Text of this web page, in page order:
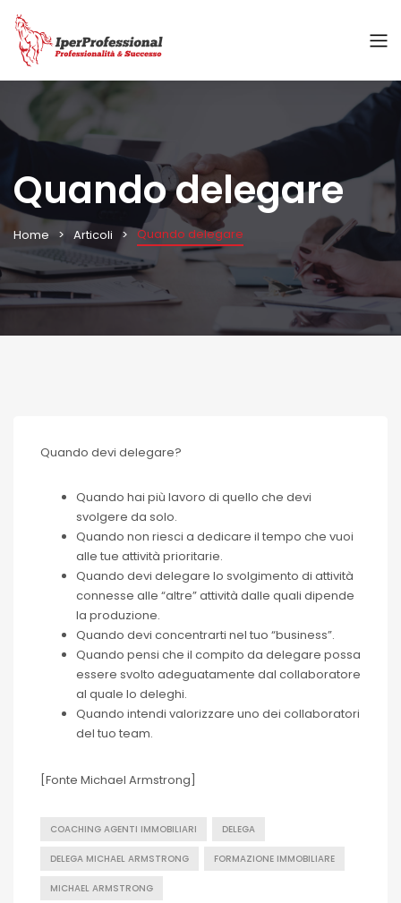
Quando delegare
Home Articoli Quando delegare
Quando devi delegare?
Quando hai più lavoro di quello che devi
svolgere da solo.
Quando non riesci a dedicare il tempo che vuoi
alle tue attività prioritarie.
Quando devi delegare lo svolgimento di attività
connesse alle “altre” attività dalle quali dipende
la produzione.
Quando devi concentrarti nel tuo “business”.
Quando pensi che il compito da delegare possa
essere svolto adeguatamente dal collaboratore
al quale lo deleghi.
Quando intendi valorizzare uno dei collaboratori
del tuo team.
[Fonte Michael Armstrong]
COACHING AGENTI IMMOBILIARI DELEGA
DELEGA MICHAEL ARMSTRONG FORMAZIONE IMMOBILIARE
MICHAEL ARMSTRONG